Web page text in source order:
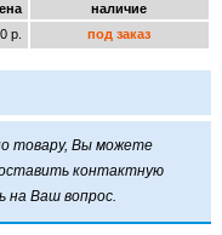
наличие
р. под заказ
товару, Вы можете
контактную
Ваш вопрос.